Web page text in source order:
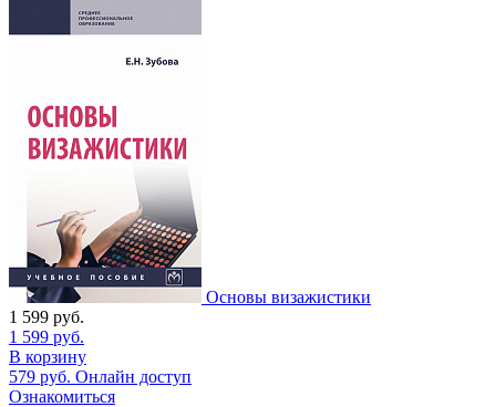
Основы визажистики
1 599 руб.
1 599 руб.
В корзину
579 руб. Онлайн доступ
Ознакомиться